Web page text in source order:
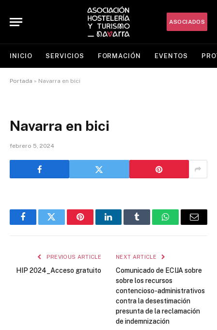
ASOCIADOS
INICIO SERVICIOS FORMACIÓN EVENTOS
Portada » Navarra en bici
Navarra en bici
febrero 5, 2024
FacebookTwitter PinterestLinkedInTumblr WhatsAppEmail
PREVIOUS ARTICLE
HIP 2024_Acceso gratuito
NEXT ARTICLE
Comunicado de ECIJA sobre
sobre los recursos
contencioso-administrativos
contra la desestimación
presunta de la reclamación
de indemnización